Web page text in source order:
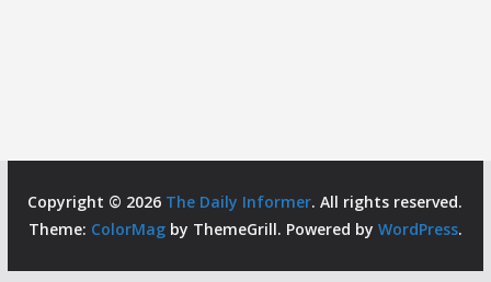
Copyright © 2026 The Daily Informer. All rights reserved.
Theme: ColorMagby ThemeGrill. Powered by WordPress.